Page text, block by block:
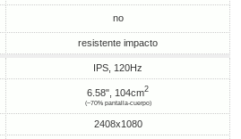
no
resistente impacto
IPS, 120Hz
6.58", 104cm2
(~70% pantalla-cuerpo)
2408x1080